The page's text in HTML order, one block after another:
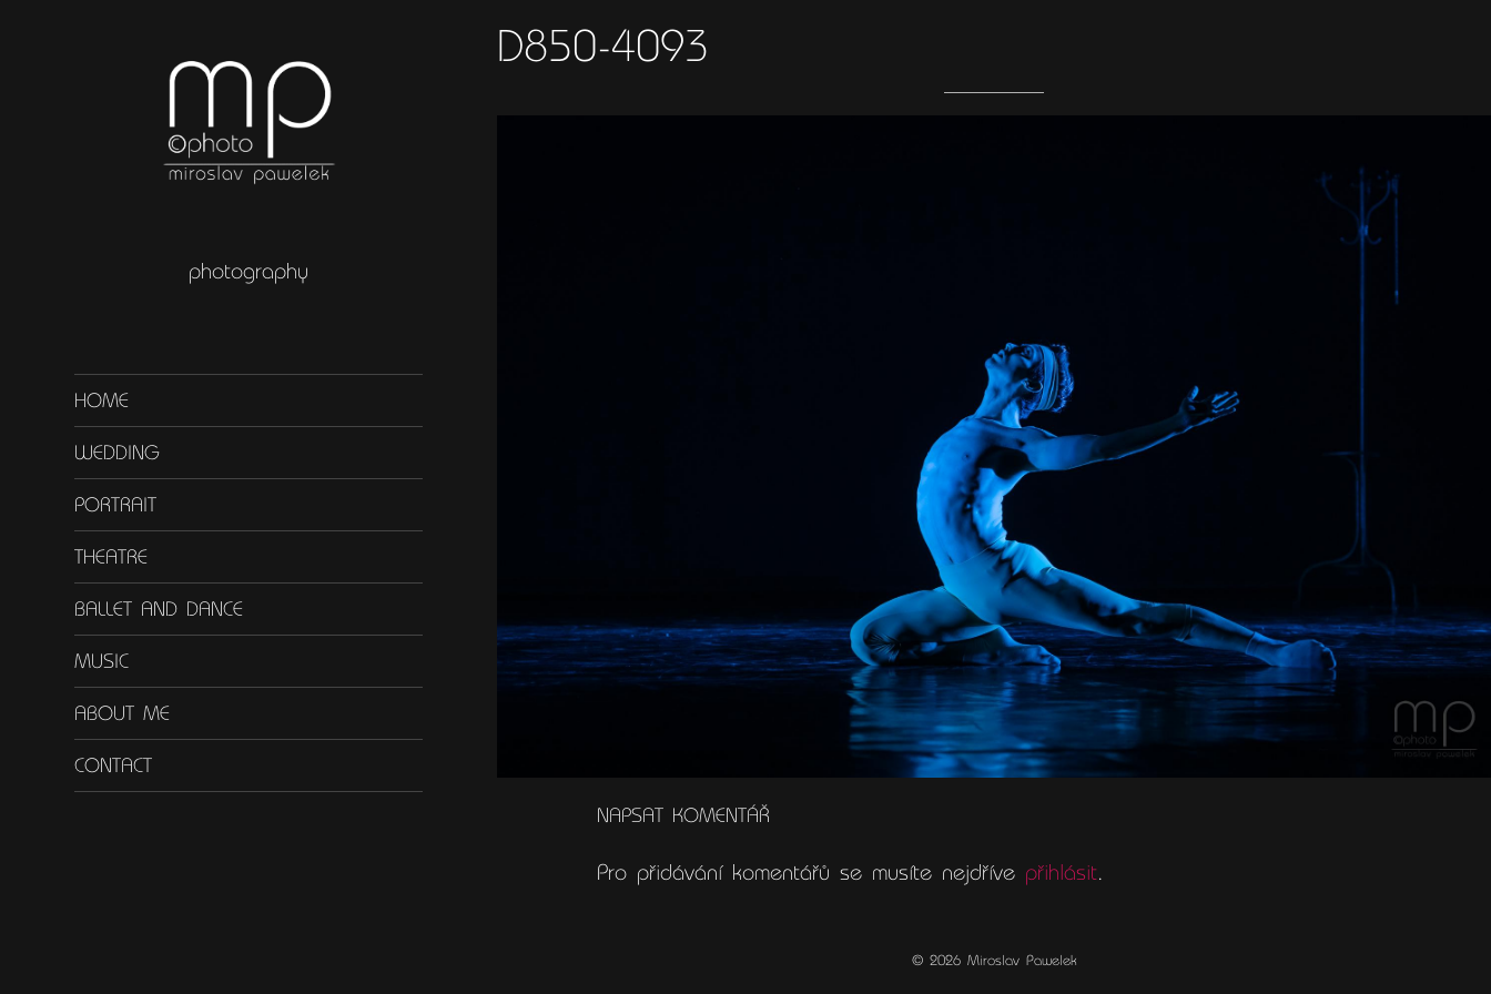
photography
HOME
WEDDING
PORTRAIT
THEATRE
BALLET AND DANCE
MUSIC
ABOUT ME
CONTACT
D850-4093
NAPSAT KOMENTÁŘ
Pro přidávání komentářů se musíte nejdříve přihlásit.
© 2026 Miroslav Pawelek